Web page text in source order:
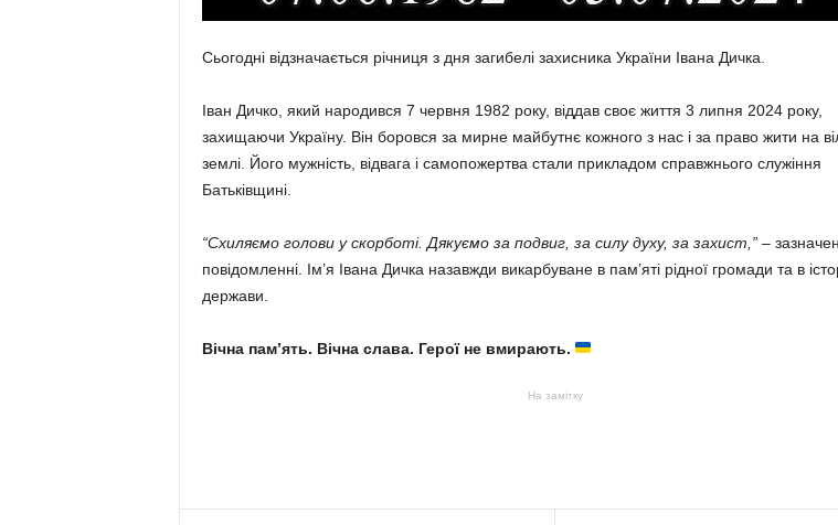
Сьогодні відзначається річниця з дня загибелі захисника України Івана Дичка.
Іван Дичко, який народився 7 червня 1982 року, віддав своє життя 3 липня 2024 року,
захищаючи Україну. Він боровся за мирне майбутнє кожного з нас і за право жити на
землі. Його мужність, відвага і самопожертва стали прикладом справжнього служіння
Батьківщині.
“Схиляємо голови у скорботі. Дякуємо за подвиг, за силу духу, за захист,”–
повідомленні. Ім’я Івана Дичка назавжди викарбуване в пам’яті рідної громади та в
держави.
Вічна пам’ять. Вічна слава. Герої не вмирають.
На замітку